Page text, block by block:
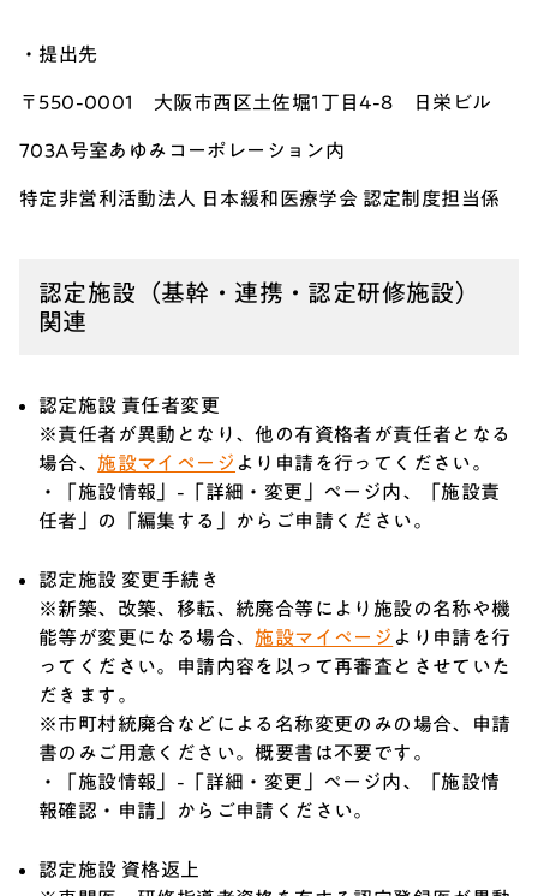
・提出先
〒550-0001 大阪市西区土佐堀1丁目4-8 日栄ビル
703A号室あゆみコーポレーション内
特定非営利活動法人 日本緩和医療学会 認定制度担当係
認定施設（基幹・連携・認定研修施設）
関連
認定施設 責任者変更
※責任者が異動となり、他の有資格者が責任者となる
場合、 施設マイページ より申請を行ってください。
・「施設情報」-「詳細・変更」ページ内、「施設責
任者」の「編集する」からご申請ください。
認定施設 変更手続き
※新築、改築、移転、統廃合等により施設の名称や機
能等が変更になる場合、 施設マイページ より申請を行
ってください。申請内容を以って再審査とさせていた
だきます。
※市町村統廃合などによる名称変更のみの場合、申請
書のみご用意ください。概要書は不要です。
・「施設情報」-「詳細・変更」ページ内、「施設情
報確認・申請」からご申請ください。
認定施設 資格返上